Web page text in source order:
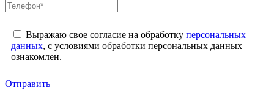
Выражаю свое согласие на обработку персональных
данных, с условиями обработки персональных данных
ознакомлен.
Отправить